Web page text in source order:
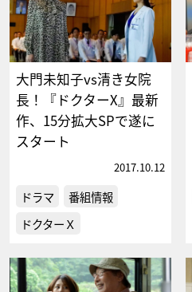
大門未知子vs清き女院
長！『ドクターX』最新
作、15分拡大SPで遂に
スタート
2017.10.12
ドラマ
番組情報
ドクターＸ